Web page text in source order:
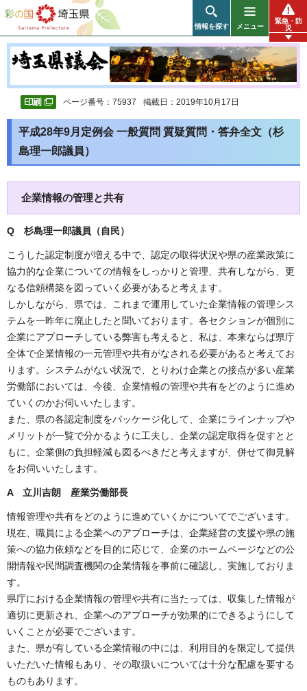
彩の国 埼玉県
情報を探す メニュー
緊急・防
災
ページ番号：75937 掲載日：2019年10月17日
平成28年9月定例会 一般質問 質疑質問・答弁全文（杉
島理一郎議員）
企業情報の管理と共有
Q 杉島理一郎議員（自民）
こうした認定制度が増える中で、認定の取得状況や県の産業政策に
協力的な企業についての情報をしっかりと管理、共有しながら、更
なる信頼構築を図っていく必要があると考えます。
しかしながら、県では、これまで運用していた企業情報の管理シス
テムを一昨年に廃止したと聞いております。各セクションが個別に
企業にアプローチしている弊害も考えると、私は、本来ならば県庁
全体で企業情報の一元管理や共有がなされる必要があると考えてお
ります。システムがない状況で、とりわけ企業との接点が多い産業
労働部においては、今後、企業情報の管理や共有をどのように進め
ていくのかお伺いいたします。
また、県の各認定制度をパッケージ化して、企業にラインナップや
メリットが一覧で分かるように工夫し、企業の認定取得を促すとと
もに、企業側の負担軽減も図るべきだと考えますが、併せて御見解
をお伺いいたします。
A 立川吉朗 産業労働部長
情報管理や共有をどのように進めていくかについてでございます。
現在、職員による企業へのアプローチは、企業経営の支援や県の施
策への協力依頼などを目的に応じて、企業のホームページなどの公
開情報や民間調査機関の企業情報を事前に確認し、実施しておりま
す。
県庁における企業情報の管理や共有に当たっては、収集した情報が
適切に更新され、企業へのアプローチが効果的にできるようにして
いくことが必要でございます。
また、県が有している企業情報の中には、利用目的を限定して提供
いただいた情報もあり、その取扱いについては十分な配慮を要する
ものもあります。